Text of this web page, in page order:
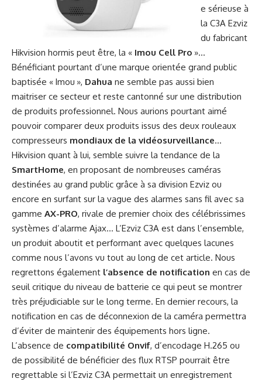
e sérieuse à
la C3A Ezviz
du fabricant
Hikvision hormis peut être, la « Imou Cell Pro »…
Bénéficiant pourtant d’une marque orientée grand public
baptisée « Imou », Dahua ne semble pas aussi bien
maitriser ce secteur et reste cantonné sur une distribution
de produits professionnel. Nous aurions pourtant aimé
pouvoir comparer deux produits issus des deux rouleaux
compresseurs mondiaux de la vidéosurveillance…
Hikvision quant à lui, semble suivre la tendance de la
SmartHome, en proposant de nombreuses caméras
destinées au grand public grâce à sa division Ezviz ou
encore en surfant sur la vague des alarmes sans fil avec sa
gamme AX-PRO, rivale de premier choix des célébrissimes
systèmes d’alarme Ajax… L’Ezviz C3A est dans l’ensemble,
un produit aboutit et performant avec quelques lacunes
comme nous l’avons vu tout au long de cet article. Nous
regrettons également l’absence de notification en cas de
seuil critique du niveau de batterie ce qui peut se montrer
très préjudiciable sur le long terme. En dernier recours, la
notification en cas de déconnexion de la caméra permettra
d’éviter de maintenir des équipements hors ligne.
L’absence de compatibilité Onvif, d’encodage H.265 ou
de possibilité de bénéficier des flux RTSP pourrait être
regrettable si l’Ezviz C3A permettait un enregistrement